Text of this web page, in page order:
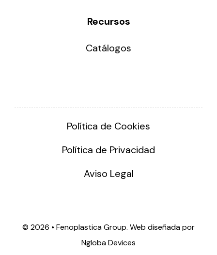
Recursos
Catálogos
Política de Cookies
Política de Privacidad
Aviso Legal
© 2026 • Fenoplastica Group. Web diseñada por
Ngloba Devices